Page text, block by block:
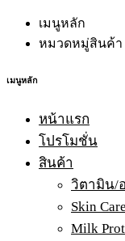
เมนูหลัก
หมวดหมู่สินค้า
เมนูหลัก
หน้าแรก
โปรโมชั่น
สินค้า
วิตามิน/
Skin
Milk